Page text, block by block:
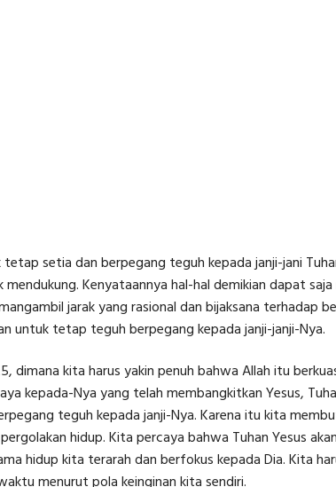
setia dan berpegang teguh kepada janji-jani
Kenyataannya hal-hal demikian dapat
jarak yang rasional dan bijaksana terhadap
untuk tetap teguh berpegang kepada janji-janji-Nya.
kita harus yakin penuh bahwa Allah itu
kepada-Nya yang telah membangkitkan Yesus,
teguh kepada janji-Nya. Karena itu kita
hidup. Kita percaya bahwa Tuhan Yesus
hidup kita terarah dan berfokus kepada Dia. Kita